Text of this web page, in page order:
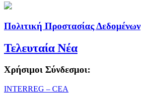
Πολιτική Προστασίας Δεδομένων
Τελευταία Νέα
Χρήσιμοι Σύνδεσμοι:
ΙΝΤΕRREG – CEA